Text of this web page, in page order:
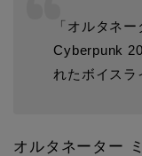
「オルタネ
Cyberpunk
れたボイスラ
オルタネーター